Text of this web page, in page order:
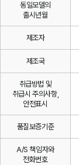
동일모델의
출시년월
제조자
제조국
취급방법 및
취급시 주의사항,
안전표시
품질보증기준
A/S 책임자와
전화번호